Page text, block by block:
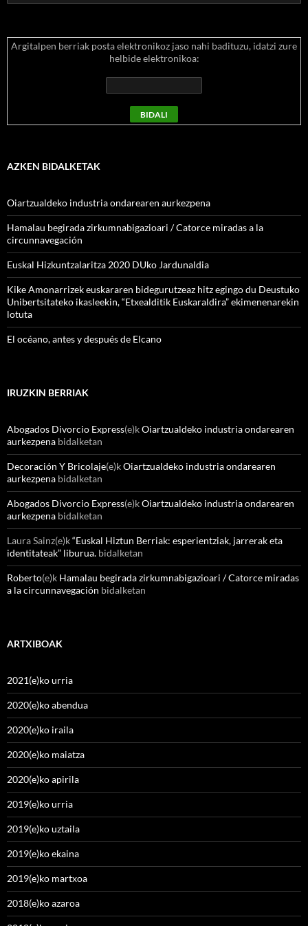
Argitalpen berriak posta elektronikoz jaso nahi badituzu, idatzi zure
helbide elektronikoa:
AZKEN BIDALKETAK
Oiartzualdeko industria ondarearen aurkezpena
Hamalau begirada zirkumnabigazioari / Catorce miradas a la
circunnavegación
Euskal Hizkuntzalaritza 2020 DUko Jardunaldia
Kike Amonarrizek euskararen bidegurutzeaz hitz egingo du Deustuko
Unibertsitateko ikasleekin, “Etxealditik Euskaraldira” ekimenenarekin
lotuta
El océano, antes y después de Elcano
IRUZKIN BERRIAK
Abogados Divorcio Express(e)kOiartzualdeko industria ondarearen
aurkezpena bidalketan
Decoración Y Bricolaje(e)kOiartzualdeko industria ondarearen
aurkezpena bidalketan
Abogados Divorcio Express(e)kOiartzualdeko industria ondarearen
aurkezpena bidalketan
Laura Sainz(e)k“Euskal Hiztun Berriak: esperientziak, jarrerak eta
identitateak” liburua. bidalketan
Roberto(e)k Hamalau begirada zirkumnabigazioari / Catorce miradas
a la circunnavegación bidalketan
ARTXIBOAK
2021(e)ko urria
2020(e)ko abendua
2020(e)ko iraila
2020(e)ko maiatza
2020(e)ko apirila
2019(e)ko urria
2019(e)ko uztaila
2019(e)ko ekaina
2019(e)ko martxoa
2018(e)ko azaroa